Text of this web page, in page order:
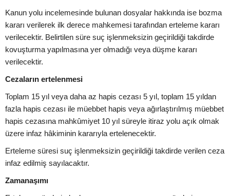
Kanun yolu incelemesinde bulunan dosyalar hakkında ise bozma
kararı verilerek ilk derece mahkemesi tarafından erteleme kararı
verilecektir. Belirtilen süre suç işlenmeksizin geçirildiği takdirde
kovuşturma yapılmasına yer olmadığı veya düşme kararı
verilecektir.
Cezaların ertelenmesi
Toplam 15 yıl veya daha az hapis cezası 5 yıl, toplam 15 yıldan
fazla hapis cezası ile müebbet hapis veya ağırlaştırılmış müebbet
hapis cezasına mahkûmiyet 10 yıl süreyle itiraz yolu açık olmak
üzere infaz hâkiminin kararıyla ertelenecektir.
Erteleme süresi suç işlenmeksizin geçirildiği takdirde verilen ceza
infaz edilmiş sayılacaktır.
Zamanaşımı